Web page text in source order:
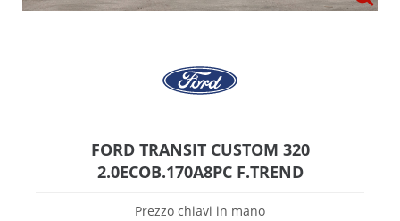
FORD TRANSIT CUSTOM 320
2.0ECOB.170A8PC F.TREND
Prezzo chiavi in mano